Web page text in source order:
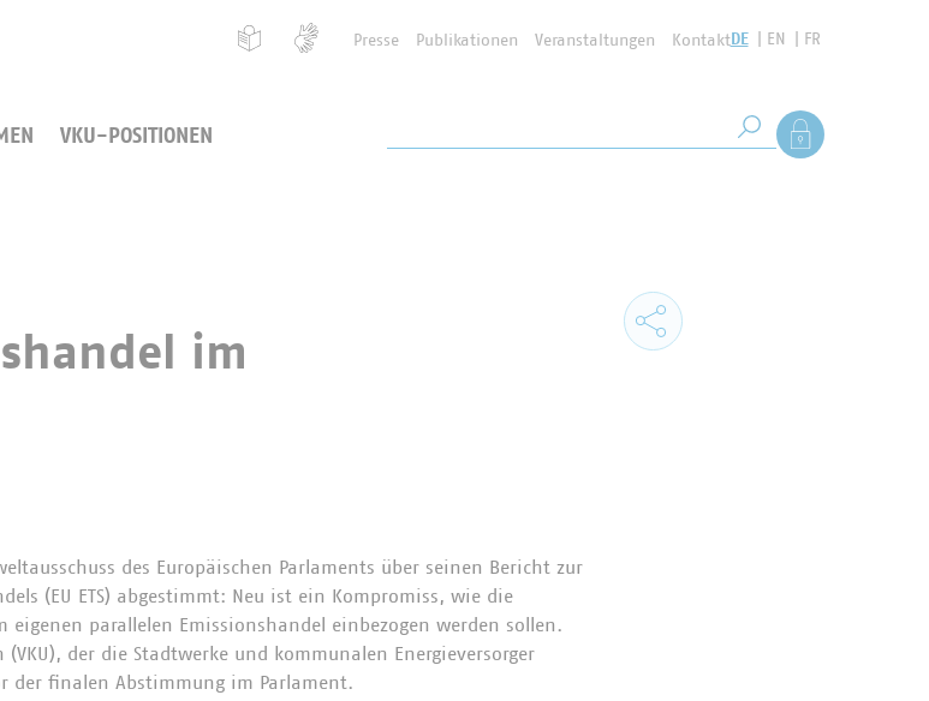
Presse Publikationen Veranstaltungen KontaktDE EN FR
VKU-POSITIONEN Suche starten
Als Mitglied
im
des Europäischen Parlaments über seinen Bericht zur
(EU ETS) abgestimmt: Neu ist ein Kompromiss, wie die
eigenen parallelen Emissionshandel einbezogen werden sollen.
der die Stadtwerke und kommunalen Energieversorger
der finalen Abstimmung im Parlament.